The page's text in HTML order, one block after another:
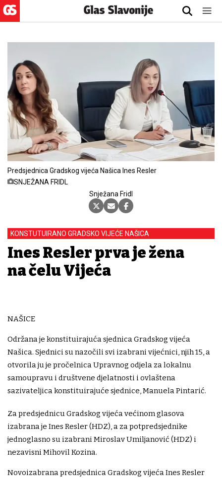
Predsjednica Gradskog vijeća Našica Ines Resler
SNJEŽANA FRIDL
Snježana Fridl
KONSTUTUIRANO GRADSKO VIJEĆE NAŠICA
Ines Resler prva je žena
na čelu Vijeća
NAŠICE
Održana je konstituirajuća sjednica Gradskog vijeća
Našica. Sjednici su nazočili svi izabrani vijećnici, njih 15, a
otvorila ju je pročelnica Upravnog odjela za lokalnu
samoupravu i društvene djelatnosti i ovlaštena
sazivateljica konstituirajuće sjednice, Manuela Pintarić.
Za predsjednicu Gradskog vijeća većinom glasova
izabrana je Ines Resler (HDZ), a za potpredsjednike
jednoglasno su izabrani Miroslav Umiljanović (HDZ) i
nezavisni Mihovil Kozina.
Novoizabrana predsjednica Gradskog vijeća Ines Resler